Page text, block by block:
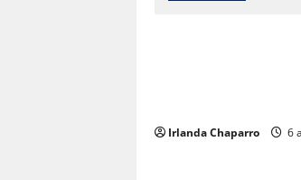
Irlanda Chaparro 6